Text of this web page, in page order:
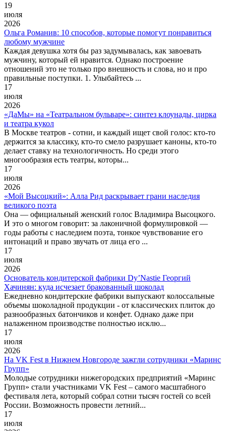
19
июля
2026
Ольга Романив: 10 способов, которые помогут понравиться
любому мужчине
Каждая девушка хотя бы раз задумывалась, как завоевать
мужчину, который ей нравится. Однако построение
отношений это не только про внешность и слова, но и про
правильные поступки. 1. Улыбайтесь ...
17
июля
2026
«ДаМы» на «Театральном бульваре»: синтез клоунады, цирка
и театра кукол
В Москве театров - сотни, и каждый ищет свой голос: кто-то
держится за классику, кто-то смело разрушает каноны, кто-то
делает ставку на технологичность. Но среди этого
многообразия есть театры, которы...
17
июля
2026
«Мой Высоцкий»: Алла Рид раскрывает грани наследия
великого поэта
Она — официальный женский голос Владимира Высоцкого.
И это о многом говорит: за лаконичной формулировкой —
годы работы с наследием поэта, тонкое чувствование его
интонаций и право звучать от лица его ...
17
июля
2026
Основатель кондитерской фабрики Dy’Nastie Георгий
Хачинян: куда исчезает бракованный шоколад
Ежедневно кондитерские фабрики выпускают колоссальные
объемы шоколадной продукции - от классических плиток до
разнообразных батончиков и конфет. Однако даже при
налаженном производстве полностью исклю...
17
июля
2026
На VK Fest в Нижнем Новгороде зажгли сотрудники «Маринс
Групп»
Молодые сотрудники нижегородских предприятий «Маринс
Групп» стали участниками VK Fest – самого масштабного
фестиваля лета, который собрал сотни тысяч гостей со всей
России. Возможность провести летний...
17
июля